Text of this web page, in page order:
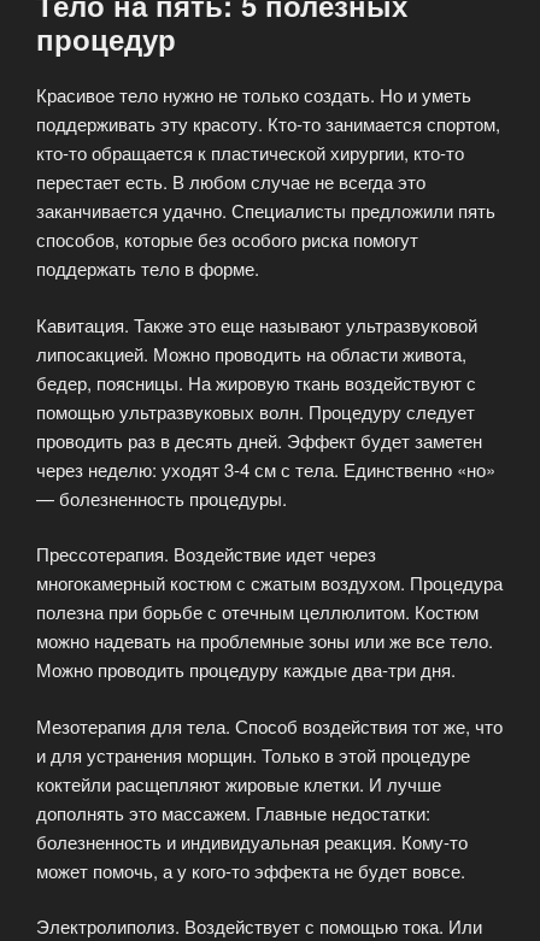
процедур
Красивое тело нужно не только создать. Но и уметь
поддерживать эту красоту. Кто-то занимается спортом,
кто-то обращается к пластической хирургии, кто-то
перестает есть. В любом случае не всегда это
заканчивается удачно. Специалисты предложили пять
способов, которые без особого риска помогут
поддержать тело в форме.
Кавитация. Также это еще называют ультразвуковой
липосакцией. Можно проводить на области живота,
бедер, поясницы. На жировую ткань воздействуют с
помощью ультразвуковых волн. Процедуру следует
проводить раз в десять дней. Эффект будет заметен
через неделю: уходят 3-4 см с тела. Единственно «но»
— болезненность процедуры.
Прессотерапия. Воздействие идет через
многокамерный костюм с сжатым воздухом. Процедура
полезна при борьбе с отечным целлюлитом. Костюм
можно надевать на проблемные зоны или же все тело.
Можно проводить процедуру каждые два-три дня.
Мезотерапия для тела. Способ воздействия тот же, что
и для устранения морщин. Только в этой процедуре
коктейли расщепляют жировые клетки. И лучше
дополнять это массажем. Главные недостатки:
болезненность и индивидуальная реакция. Кому-то
может помочь, а у кого-то эффекта не будет вовсе.
Электролиполиз. Воздействует с помощью тока. Или